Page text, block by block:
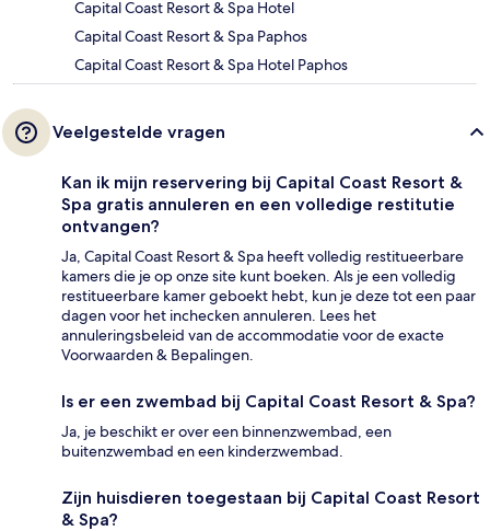
Capital Coast Resort & Spa Hotel
Capital Coast Resort & Spa Paphos
Capital Coast Resort & Spa Hotel Paphos
Veelgestelde vragen
Kan ik mijn reservering bij Capital Coast Resort &
Spa gratis annuleren en een volledige restitutie
ontvangen?
Ja, Capital Coast Resort & Spa heeft volledig restitueerbare
kamers die je op onze site kunt boeken. Als je een volledig
restitueerbare kamer geboekt hebt, kun je deze tot een paar
dagen voor het inchecken annuleren. Lees het
annuleringsbeleid van de accommodatie voor de exacte
Voorwaarden & Bepalingen.
Is er een zwembad bij Capital Coast Resort & Spa?
Ja, je beschikt er over een binnenzwembad, een
buitenzwembad en een kinderzwembad.
Zijn huisdieren toegestaan bij Capital Coast Resort
& Spa?